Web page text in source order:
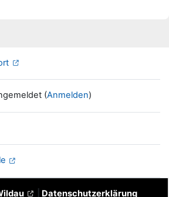
(Anmelden)
Datenschutzerklärung